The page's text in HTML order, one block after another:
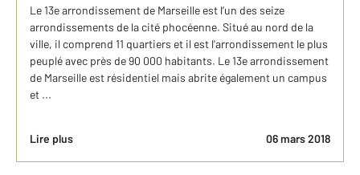
Le 13e arrondissement de Marseille est l’un des seize
arrondissements de la cité phocéenne. Situé au nord de la
ville, il comprend 11 quartiers et il est l'arrondissement le plus
peuplé avec près de 90 000 habitants. Le 13e arrondissement
de Marseille est résidentiel mais abrite également un campus
et ...
Lire plus 06 mars 2018